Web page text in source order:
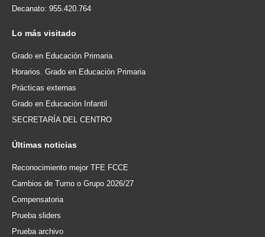
Decanato: 955.420.764
Lo más visitado
Grado en Educación Primaria
Horarios. Grado en Educación Primaria
Prácticas externas
Grado en Educación Infantil
SECRETARÍA DEL CENTRO
Últimas noticias
Reconocimiento mejor TFE FCCE
Cambios de Turno o Grupo 2026/27
Compensatoria
Prueba sliders
Prueba archivo